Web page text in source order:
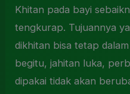
Khitan pada bayi
tengkurap. Tujuannya
dikhitan bisa tetap
begitu, jahitan luka,
dipakai tidak akan